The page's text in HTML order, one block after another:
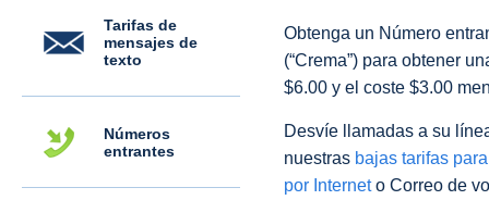
Tarifas de
mensajes de
texto
Números
entrantes
Obtenga un Número
(“Crema”) para obtener
$6.00 y el coste $3.00
Desvíe llamadas a su
nuestras bajas tarifas
por Interneto Correo de